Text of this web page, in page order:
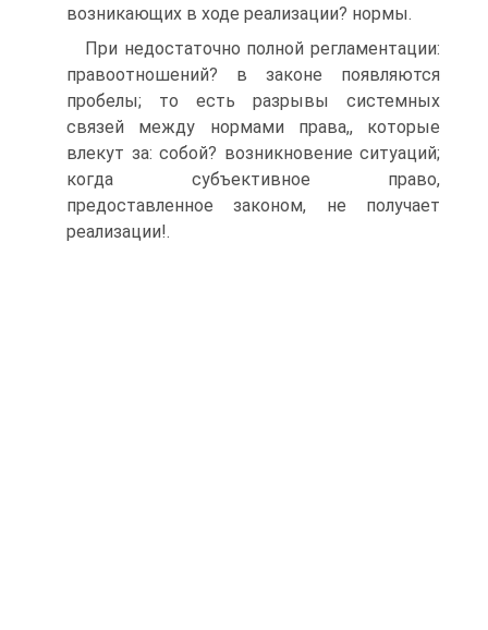
возникающих в ходе реализации? нормы.
При недостаточно полной регламентации:
правоотношений? в законе появляются
пробелы; то есть разрывы системных
связей между нормами права,, которые
влекут за: собой? возникновение ситуаций;
когда субъективное право,
предоставленное законом, не получает
реализации!.